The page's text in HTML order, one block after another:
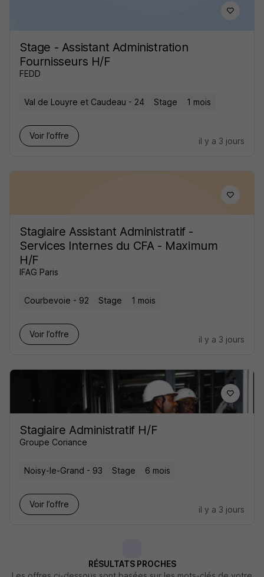
Stage - Assistant Administration
Fournisseurs H/F
FEDD
Val de Louyre et Caudeau - 24 Stage 1 mois
Voir l’offre
il y a 3 jours
Stagiaire Assistant Administratif -
Services Internes du CFA - Maximum
H/F
IFAG Paris
Courbevoie - 92 Stage 1 mois
Voir l’offre
il y a 3 jours
Stagiaire Administratif H/F
Groupe Coriance
Noisy-le-Grand - 93 Stage 6 mois
Voir l’offre
il y a 3 jours
RÉSULTATS PROCHES